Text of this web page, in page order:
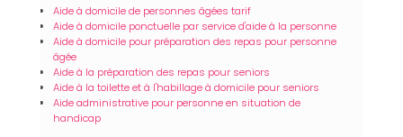
Aide à domicile de personnes âgées tarif
Aide à domicile ponctuelle par service d'aide à la personne
Aide à domicile pour préparation des repas pour personne
âgée
Aide à la préparation des repas pour seniors
Aide à la toilette et à l'habillage à domicile pour seniors
Aide administrative pour personne en situation de
handicap